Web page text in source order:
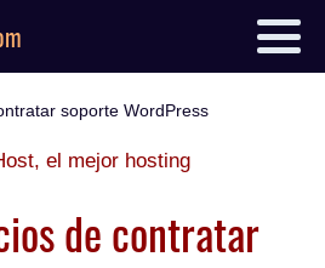
soporte WordPress
de contratar